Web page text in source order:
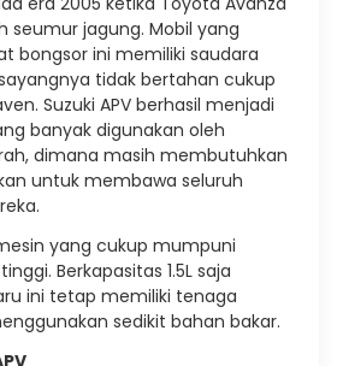
seumur jagung. Mobil yang
bongsor ini memiliki saudara
tidak bertahan cukup
Suzuki APV berhasil menjadi
banyak digunakan oleh
dimana masih membutuhkan
untuk membawa seluruh
yang cukup mumpuni
Berkapasitas 1.5L saja
ini tetap memiliki tenaga
sedikit bahan bakar.